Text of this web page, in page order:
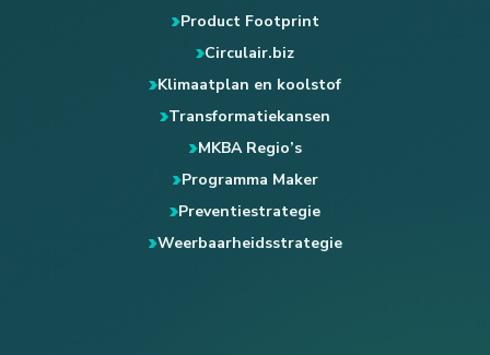
Product Footprint
Circulair.biz
Klimaatplan en koolstof
Transformatiekansen
MKBA Regio’s
Programma Maker
Preventiestrategie
Weerbaarheidsstrategie